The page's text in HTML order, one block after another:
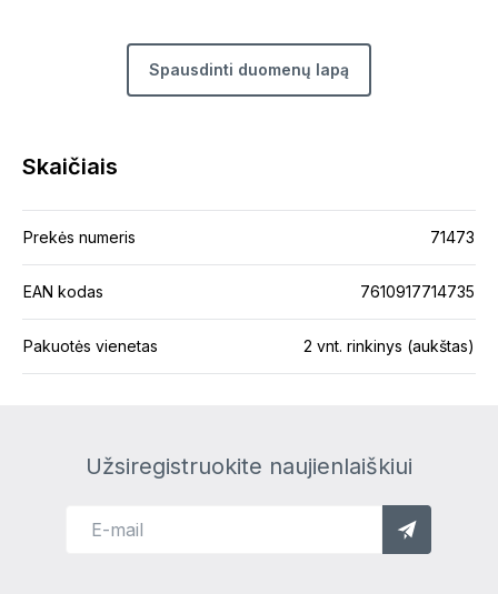
Spausdinti duomenų lapą
Skaičiais
Prekės numeris 71473
EAN kodas 7610917714735
Pakuotės vienetas 2 vnt. rinkinys (aukštas)
Užsiregistruokite naujienlaiškiui